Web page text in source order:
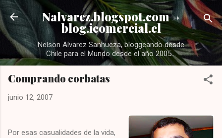
Ir al contenido principal
Nalvarez.blogspot.com ->
blog.icomercial.cl
Nelson Alvarez Sanhueza, bloggeando desde
Chile para el Mundo desde el año 2005...
Comprando corbatas
junio 12, 2007
Por esas casualidades de la vida,